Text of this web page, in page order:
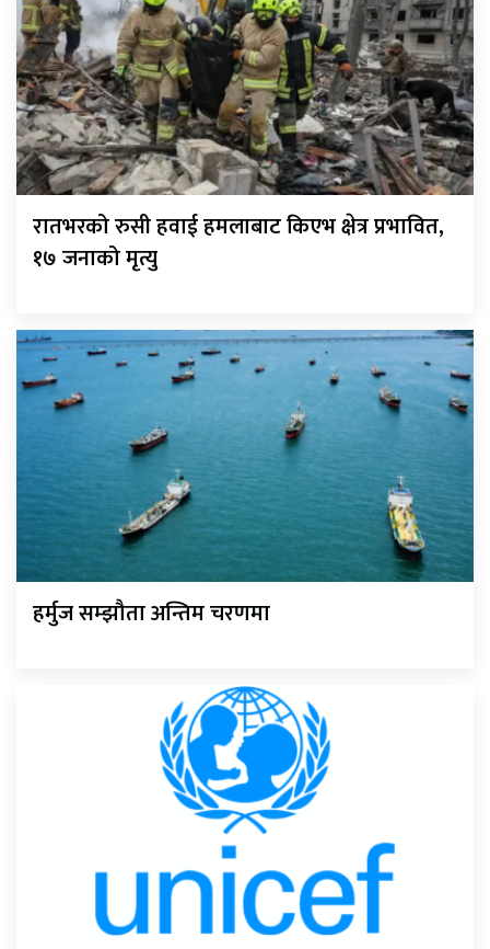
रातभरको रुसी हवाई हमलाबाट किएभ क्षेत्र प्रभावित,
१७ जनाको मृत्यु
हर्मुज सम्झौता अन्तिम चरणमा